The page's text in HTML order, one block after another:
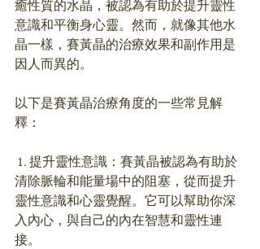
癒性質的水晶，被認為有助於提升靈性
意識和平衡身心靈。然而，就像其他水
晶一樣，賽黃晶的治療效果和副作用是
因人而異的。
以下是賽黃晶治療角度的一些常見解
釋：
清除脈輪和能量場中的阻塞，從而提升
靈性意識和心靈覺醒。它可以幫助你深
入內心，與自己的內在智慧和靈性連
接。